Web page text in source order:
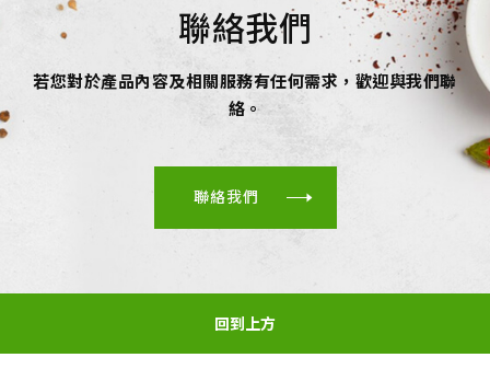
聯絡我們
若您對於產品內容及相關服務有任何需求，歡迎與我們聯
絡。
聯絡我們
回到上方